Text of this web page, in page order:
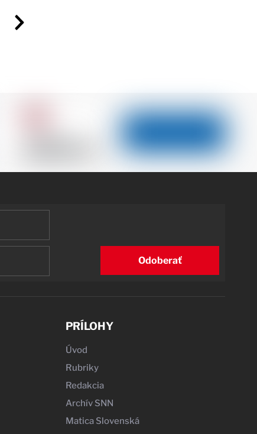
Odoberať
PRÍLOHY
Úvod
Rubriky
Redakcia
Archív SNN
Matica Slovenská